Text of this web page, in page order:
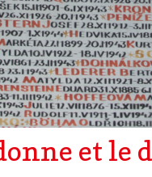
et le